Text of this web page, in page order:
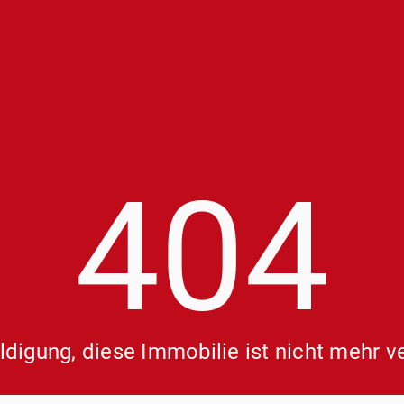
404
diese Immobilie ist nicht mehr